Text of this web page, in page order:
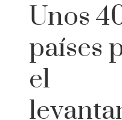
Unos
países
el